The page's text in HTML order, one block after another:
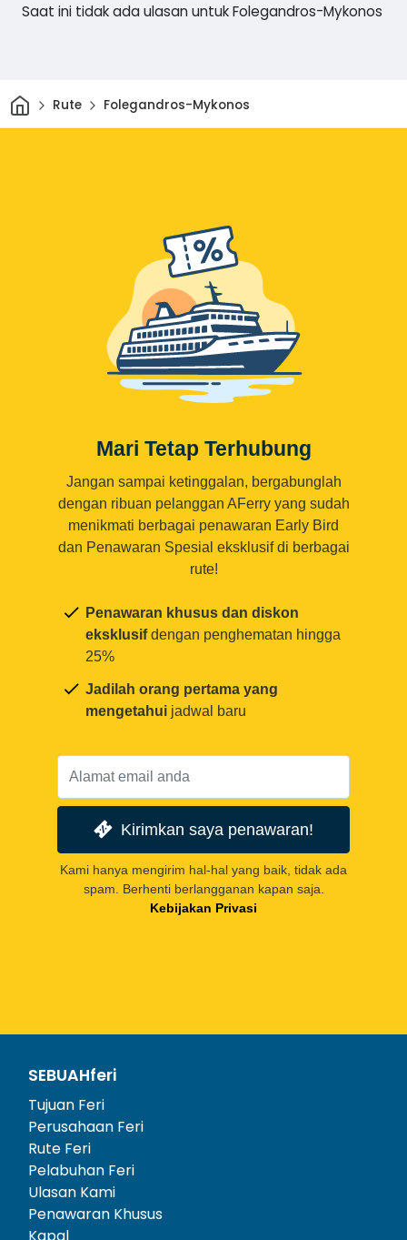
Saat ini tidak ada ulasan untuk Folegandros-Mykonos
Rumah
Rute Folegandros-Mykonos
Mari Tetap Terhubung
Jangan sampai ketinggalan, bergabunglah
dengan ribuan pelanggan AFerry yang sudah
menikmati berbagai penawaran Early Bird
dan Penawaran Spesial eksklusif di berbagai
rute!
Penawaran khusus dan diskon
eksklusifdengan penghematan hingga
25%
Jadilah orang pertama yang
mengetahui jadwal baru
Kirimkan saya penawaran!
Kami hanya mengirim hal-hal yang baik, tidak ada
spam. Berhenti berlangganan kapan saja.
Kebijakan Privasi
SEBUAHferi
Tujuan Feri
Perusahaan Feri
Rute Feri
Pelabuhan Feri
Ulasan Kami
Penawaran Khusus
Kapal